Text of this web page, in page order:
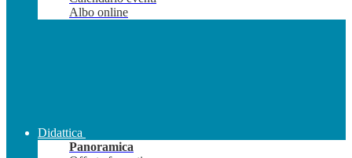
Albo online
Didattica
Panoramica